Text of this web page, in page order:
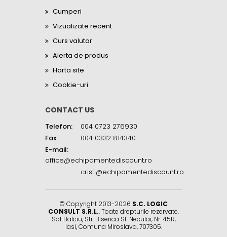
Cumperi
Vizualizate recent
Curs valutar
Alerta de produs
Harta site
Cookie-uri
CONTACT US
Telefon:
004 0723 276930
Fax:
004 0332 814340
E-mail:
office@echipamentediscount.ro
cristi@echipamentediscount.ro
© Copyright 2013-2026 S.C. LOGIC
CONSULT S.R.L.. Toate drepturile rezervate.
Sat Balciu, Str. Biserica Sf. Neculai, Nr. 45R,
Iasi,Comuna Miroslava,707305.